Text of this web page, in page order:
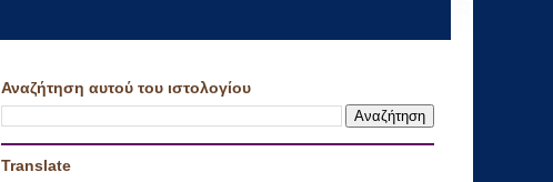
Αναζήτηση αυτού του ιστολογίου
Translate